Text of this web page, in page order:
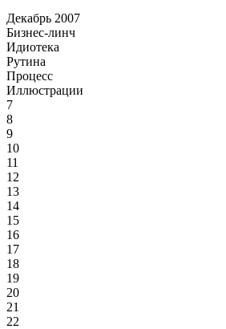
Декабрь 2007
Бизнес-линч
Идиотека
Рутина
Процесс
Иллюстрации
7
8
9
10
11
12
13
14
15
16
17
18
19
20
21
22